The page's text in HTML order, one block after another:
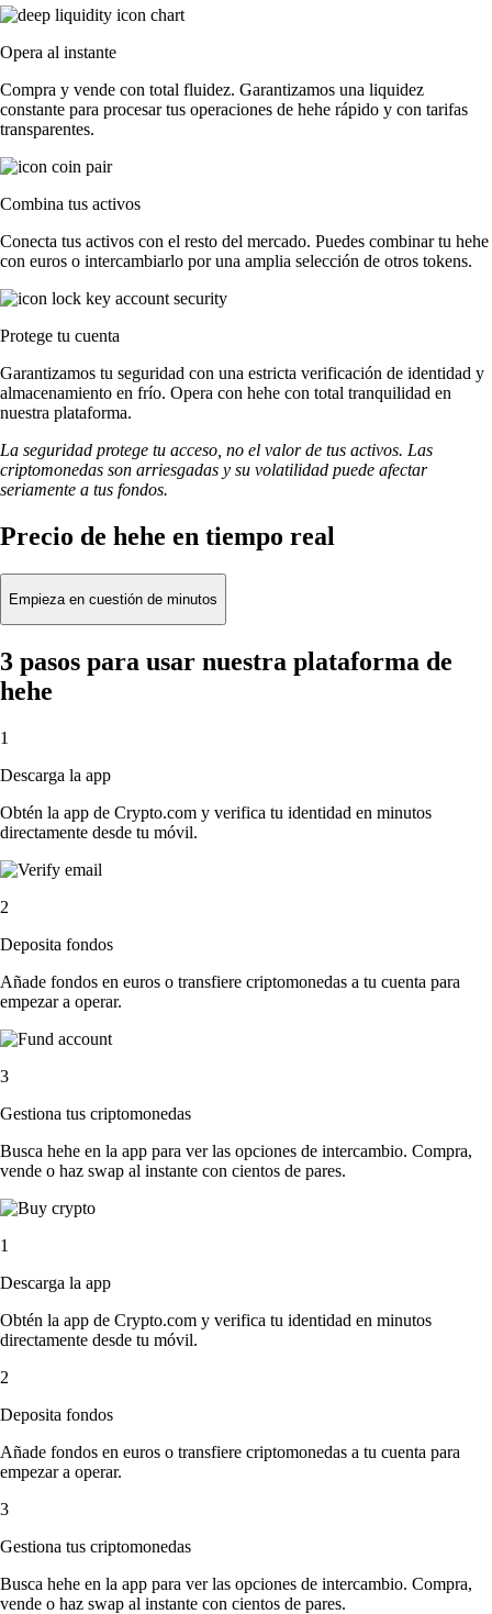
Opera al instante
Compra y vende con total fluidez. Garantizamos una liquidez
constante para procesar tus operaciones de hehe rápido y con tarifas
transparentes.
Combina tus activos
Conecta tus activos con el resto del mercado. Puedes combinar tu hehe
con euros o intercambiarlo por una amplia selección de otros tokens.
Protege tu cuenta
Garantizamos tu seguridad con una estricta verificación de identidad y
almacenamiento en frío. Opera con hehe con total tranquilidad en
nuestra plataforma.
La seguridad protege tu acceso, no el valor de tus activos. Las
criptomonedas son arriesgadas y su volatilidad puede afectar
seriamente a tus fondos.
Precio de hehe en tiempo real
Empieza en cuestión de minutos
3 pasos para usar nuestra plataforma de
hehe
1
Descarga la app
Obtén la app de Crypto.com y verifica tu identidad en minutos
directamente desde tu móvil.
2
Deposita fondos
Añade fondos en euros o transfiere criptomonedas a tu cuenta para
empezar a operar.
3
Gestiona tus criptomonedas
Busca hehe en la app para ver las opciones de intercambio. Compra,
vende o haz swap al instante con cientos de pares.
1
Descarga la app
Obtén la app de Crypto.com y verifica tu identidad en minutos
directamente desde tu móvil.
2
Deposita fondos
Añade fondos en euros o transfiere criptomonedas a tu cuenta para
empezar a operar.
3
Gestiona tus criptomonedas
Busca hehe en la app para ver las opciones de intercambio. Compra,
vende o haz swap al instante con cientos de pares.